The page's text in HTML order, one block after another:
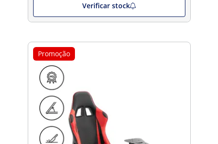
Verificar stock
Promoção